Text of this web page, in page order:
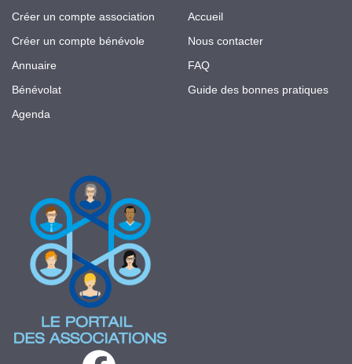
Créer un compte association
Créer un compte bénévole
Annuaire
Bénévolat
Agenda
Accueil
Nous contacter
FAQ
Guide des bonnes pratiques